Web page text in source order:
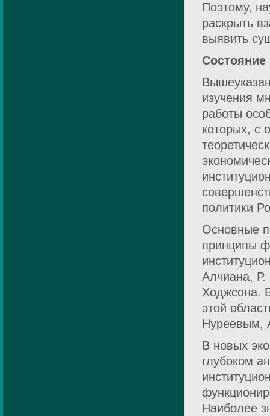
Поэтому,
раскрыть
выявить
Состояние
изучения
работы
которых, с
политики
Основные
принципы
Алчиана,
Ходжсона.
этой
Нуреевым,
В новых
глубоком
Наиболее